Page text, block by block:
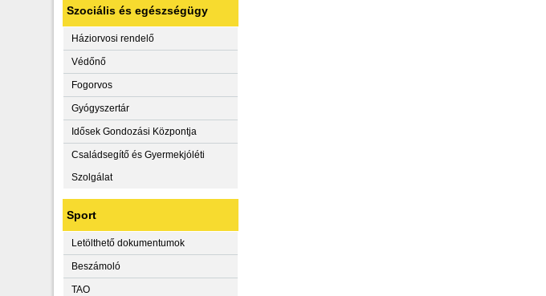
Szociális és egészségügy
Háziorvosi rendelő
Védőnő
Fogorvos
Gyógyszertár
Idősek Gondozási Központja
Családsegítő és Gyermekjóléti
Szolgálat
Sport
Letölthető dokumentumok
Beszámoló
TAO